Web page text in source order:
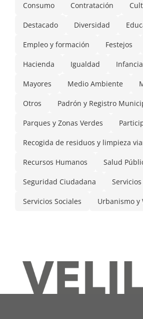
Consumo Contratación
Destacado Diversidad
Empleo y formación Festejos
Hacienda Igualdad
Mayores Medio Ambiente
Otros Padrón y Registro
Parques y Zonas Verdes
Recogida de residuos y limpieza
Recursos Humanos Salud
Seguridad Ciudadana
Servicios Sociales Urbanismo y